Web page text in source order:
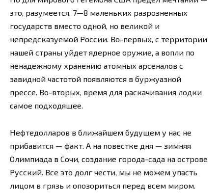
это, разумеется, 7—8 маленьких разрозненных
государств вместо одной, но великой и
непредсказуемой России. Во-первых, с территории
нашей страны уйдет ядерное оружие, а вопли по
ненадежному хранению атомных арсеналов с
завидной частотой появляются в буржуазной
прессе. Во-вторых, время для раскачивания лодки
самое подходящее.
Нефтедолларов в ближайшем будущем у нас не
прибавится — факт. А на повестке дня — зимняя
Олимпиада в Сочи, создание города-сада на острове
Русский. Все это долг чести, мы не можем упасть
лицом в грязь и опозориться перед всем миром.